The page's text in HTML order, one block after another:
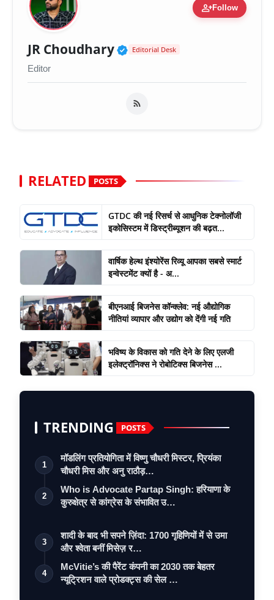
person_addFollow
JR Choudhary Verified Public Figure
Editorial Desk
Editor
RELATED POSTS
GTDC की नई रिसर्च से आधुनिक टेक्नोलॉजी
इकोसिस्टम में डिस्ट्रीब्यूशन की बढ़त...
वार्षिक हेल्थ इंश्योरेंस रिव्यू आपका सबसे स्मार्ट
इन्वेस्टमेंट क्यों है - अ...
बीएनआई बिजनेस कॉन्क्लेव: नई औद्योगिक
नीतियां व्यापार और उद्योग को देंगी नई गति
भविष्य के विकास को गति देने के लिए एलजी
इलेक्ट्रॉनिक्स ने रोबोटिक्स बिजनेस ...
TRENDING POSTS
1
मॉडलिंग प्रतियोगिता में विष्णु चौधरी मिस्टर, प्रियंका
चौधरी मिस और अनु राठौड़…
2
Who is Advocate Partap Singh: हरियाणा के
कुरुक्षेत्र से कांग्रेस के संभावित उ…
3
शादी के बाद भी सपने ज़िंदा: 1700 गृहिणियों में से उमा
और श्वेता बनीं मिसेज़ र…
4
McVitie’s की पैरेंट कंपनी का 2030 तक बेहतर
न्यूट्रिशन वाले प्रोडक्ट्स की सेल …